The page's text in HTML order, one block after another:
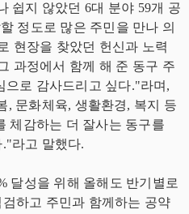
쉽지 않았던 6대 분야 59개 공
정도로 많은 주민을 만나 의
현장을 찾았던 헌신과 노력
과정에서 함께 해 준 동구 주
으로 감사드리고 싶다."라며,
, 문화체육, 생활환경, 복지 등
체감하는 더 잘사는 동구를
라고 말했다.
달성을 위해 올해도 반기별로
하고 주민과 함께하는 공약